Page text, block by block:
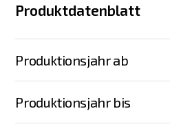
Produktdatenblatt
Produktionsjahr ab
Produktionsjahr bis